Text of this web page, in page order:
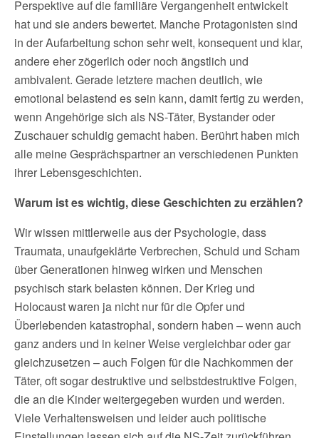
Perspektive auf die familiäre Vergangenheit entwickelt
hat und sie anders bewertet. Manche Protagonisten sind
in der Aufarbeitung schon sehr weit, konsequent und klar,
andere eher zögerlich oder noch ängstlich und
ambivalent. Gerade letztere machen deutlich, wie
emotional belastend es sein kann, damit fertig zu werden,
wenn Angehörige sich als NS-Täter, Bystander oder
Zuschauer schuldig gemacht haben. Berührt haben mich
alle meine Gesprächspartner an verschiedenen Punkten
ihrer Lebensgeschichten.
Warum ist es wichtig, diese Geschichten zu erzählen?
Wir wissen mittlerweile aus der Psychologie, dass
Traumata, unaufgeklärte Verbrechen, Schuld und Scham
über Generationen hinweg wirken und Menschen
psychisch stark belasten können. Der Krieg und
Holocaust waren ja nicht nur für die Opfer und
Überlebenden katastrophal, sondern haben – wenn auch
ganz anders und in keiner Weise vergleichbar oder gar
gleichzusetzen – auch Folgen für die Nachkommen der
Täter, oft sogar destruktive und selbstdestruktive Folgen,
die an die Kinder weitergegeben wurden und werden.
Viele Verhaltensweisen und leider auch politische